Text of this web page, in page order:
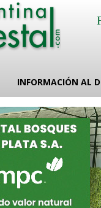
INFORMACIÓN AL